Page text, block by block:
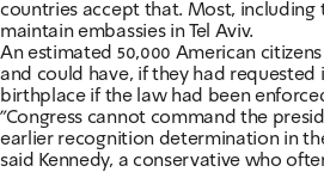
countries accept that. Most, including
maintain embassies in Tel Aviv.
An estimated 50,000 American
and could have, if they had requested
birthplace if the law had been
"Congress cannot command the
earlier recognition determination in
said Kennedy, a conservative who